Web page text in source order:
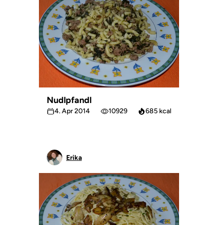
Nudlpfandl
4. Apr 2014 10929 685 kcal
Erika